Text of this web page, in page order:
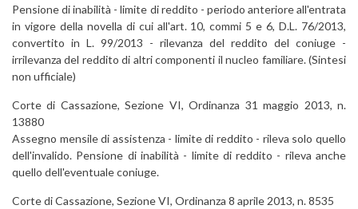
Pensione di inabilità - limite di reddito - periodo anteriore all'entrata
in vigore della novella di cui all'art. 10, commi 5 e 6, D.L. 76/2013,
convertito in L. 99/2013 - rilevanza del reddito del coniuge -
irrilevanza del reddito di altri componenti il nucleo familiare. (Sintesi
non ufficiale)
Corte di Cassazione, Sezione VI, Ordinanza 31 maggio 2013, n.
13880
Assegno mensile di assistenza - limite di reddito - rileva solo quello
dell'invalido. Pensione di inabilità - limite di reddito - rileva anche
quello dell'eventuale coniuge.
Corte di Cassazione, Sezione VI, Ordinanza 8 aprile 2013, n. 8535